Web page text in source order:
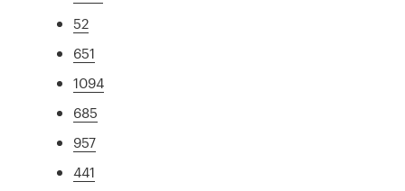
52
651
1094
685
957
441